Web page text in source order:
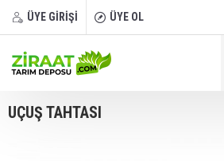
ÜYE GİRİŞİ ÜYE OL
UÇUŞ TAHTASI